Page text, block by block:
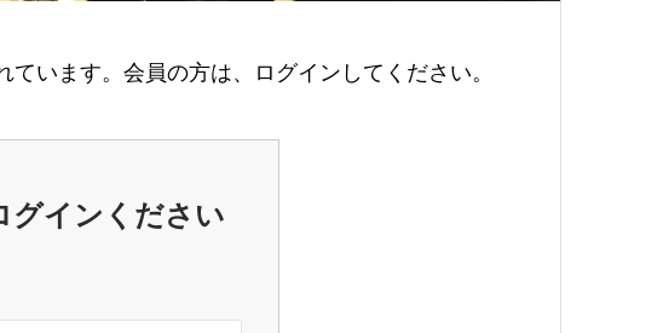
います。会員の方は、ログインしてください。
グインください